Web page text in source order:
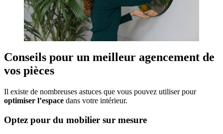
Conseils pour un meilleur agencement de
vos pièces
Il existe de nombreuses astuces que vous pouvez utiliser pour
optimiser l’espace dans votre intérieur.
Optez pour du mobilier sur mesure